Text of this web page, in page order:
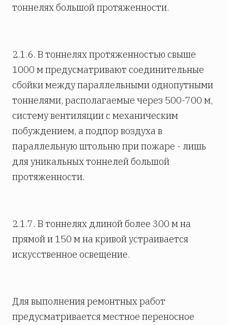
тоннелях большой протяженности.
2.1.6. В тоннелях протяженностью свыше
1000 м предусматривают соединительные
сбойки между параллельными однопутными
тоннелями, располагаемые через 500-700 м,
систему вентиляции с механическим
побуждением, а подпор воздуха в
параллельную штольню при пожаре - лишь
для уникальных тоннелей большой
протяженности.
2.1.7. В тоннелях длиной более 300 м на
прямой и 150 м на кривой устраивается
искусственное освещение.
Для выполнения ремонтных работ
предусматривается местное переносное